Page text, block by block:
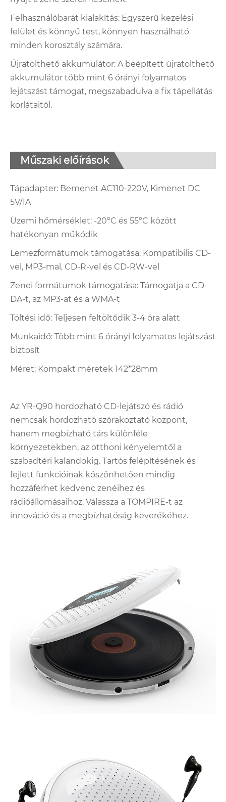
Felhasználóbarát kialakítás: Egyszerű kezelési
felület és könnyű test, könnyen használható
minden korosztály számára.
Újratölthető akkumulátor: A beépített újratölthető
akkumulátor több mint 6 órányi folyamatos
lejátszást támogat, megszabadulva a fix tápellátás
korlátaitól.
Műszaki előírások
Tápadapter: Bemenet AC110-220V, Kimenet DC
5V/1A
Üzemi hőmérséklet: -20°C és 55°C között
hatékonyan működik
Lemezformátumok támogatása: Kompatibilis CD-
vel, MP3-mal, CD-R-vel és CD-RW-vel
Zenei formátumok támogatása: Támogatja a CD-
DA-t, az MP3-at és a WMA-t
Töltési idő: Teljesen feltöltődik 3-4 óra alatt
Munkaidő: Több mint 6 órányi folyamatos lejátszást
biztosít
Méret: Kompakt méretek 142*28mm
Az YR-Q90 hordozható CD-lejátszó és rádió
nemcsak hordozható szórakoztató központ,
hanem megbízható társ különféle
környezetekben, az otthoni kényelemtől a
szabadtéri kalandokig. Tartós felépítésének és
fejlett funkcióinak köszönhetően mindig
hozzáférhet kedvenc zenéihez és
rádióállomásaihoz. Válassza a TOMPIRE-t az
innováció és a megbízhatóság keverékéhez.